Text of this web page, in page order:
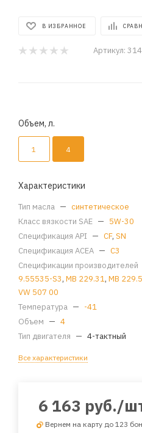
В ИЗБРАННОЕ
Артикул:
Объем, л.
1 4
Характеристики
Тип масла — синтетическое
Класс вязкости SAE — 5W-30
Спецификация API — CF, SN
Спецификация ACEA — C3
Спецификации производителей
9.55535-S3, MB 229.31, MB
VW 507 00
Температура — -41
Объем — 4
Тип двигателя — 4-тактный
Все характеристики
6 163 руб./
Вернем на карту до 123